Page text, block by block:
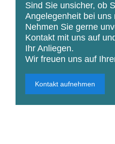
Sind Sie unsicher, ob
Angelegenheit bei uns
Nehmen Sie gerne
Kontakt mit uns auf
Ihr Anliegen.
Wir freuen uns auf
Kontakt aufnehmen